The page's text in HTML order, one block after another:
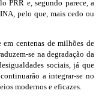
PRR e, segundo parece, a
pelo que, mais cedo ou
centenas de milhões de
se na degradação da
sociais, já que
a integrar-se no
modernos e eficazes.